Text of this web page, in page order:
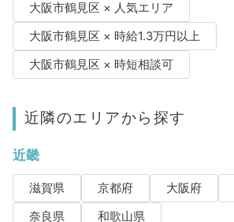
大阪市鶴見区 × 人気エリア
大阪市鶴見区 × 時給1.3万円以上
大阪市鶴見区 × 時短相談可
近隣のエリアから探す
近畿
滋賀県 京都府 大阪府
奈良県
和歌山県